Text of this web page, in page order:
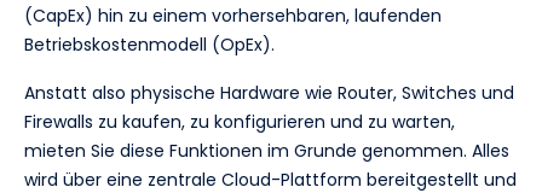
(CapEx) hin zu einem vorhersehbaren, laufenden
Betriebskostenmodell (OpEx).
Anstatt also physische Hardware wie Router, Switches und
Firewalls zu kaufen, zu konfigurieren und zu warten,
mieten Sie diese Funktionen im Grunde genommen. Alles
wird über eine zentrale Cloud-Plattform bereitgestellt und